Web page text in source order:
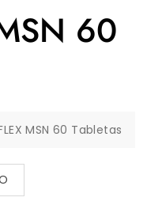
60
MSN 60 Tabletas